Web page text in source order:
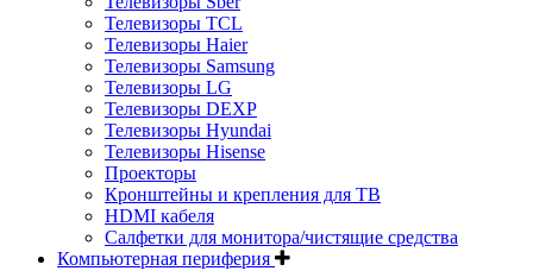
Телевизоры TCL
Телевизоры Haier
Телевизоры Samsung
Телевизоры LG
Телевизоры DEXP
Телевизоры Hyundai
Телевизоры Hisense
Проекторы
Кронштейны и крепления для ТВ
HDMI кабеля
Салфетки для монитора/чистящие средства
Компьютерная периферия